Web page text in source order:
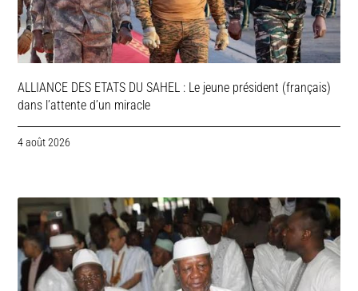
ALLIANCE DES ETATS DU SAHEL : Le jeune président (français)
dans l’attente d’un miracle
4 août 2026